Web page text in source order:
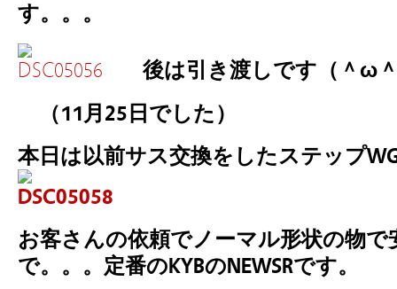
す。。。
後は引き渡しです（＾ω
（11月25日でした）
本日は以前サス交換をしたステップ
お客さんの依頼でノーマル形状の物
で。。。定番のKYBのNEWSRです。